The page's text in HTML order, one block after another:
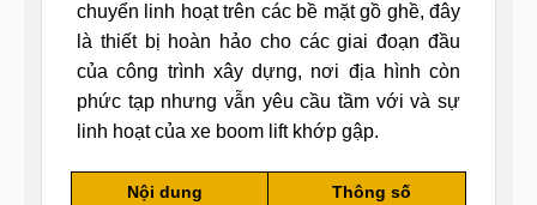
chuyển linh hoạt trên các bề mặt gồ ghề, đây
là thiết bị hoàn hảo cho các giai đoạn đầu
của công trình xây dựng, nơi địa hình còn
phức tạp nhưng vẫn yêu cầu tầm với và sự
linh hoạt của xe boom lift khớp gập.
Nội dung Thông số